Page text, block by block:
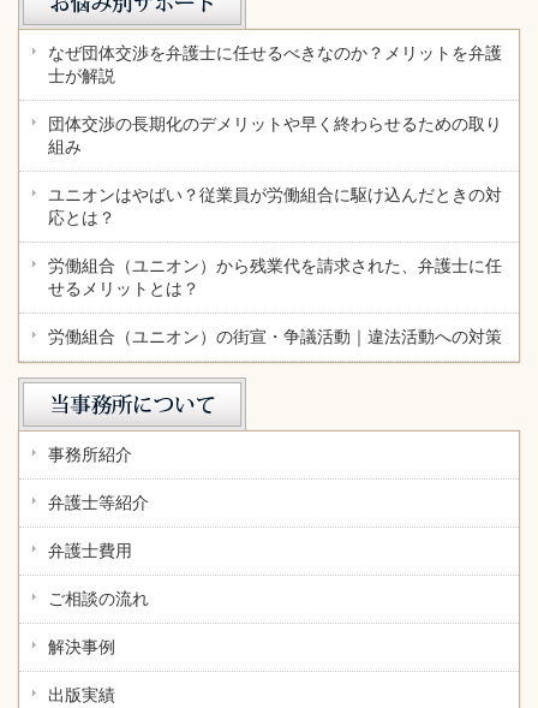
なぜ団体交渉を弁護士に任せるべきなのか？メリットを弁護
士が解説
団体交渉の長期化のデメリットや早く終わらせるための取り
組み
ユニオンはやばい？従業員が労働組合に駆け込んだときの対
応とは？
労働組合（ユニオン）から残業代を請求された、弁護士に任
せるメリットとは？
労働組合（ユニオン）の街宣・争議活動｜違法活動への対策
事務所紹介
弁護士等紹介
弁護士費用
ご相談の流れ
解決事例
出版実績